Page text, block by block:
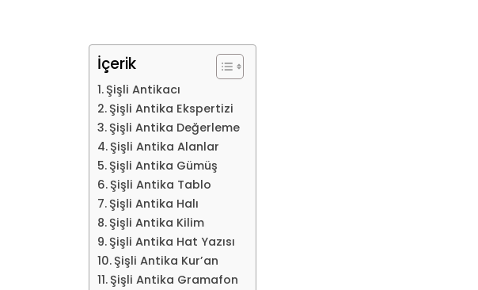
İçerik
Şişli Antikacı
Şişli Antika Ekspertizi
Şişli Antika Değerleme
Şişli Antika Alanlar
Şişli Antika Gümüş
Şişli Antika Tablo
Şişli Antika Halı
Şişli Antika Kilim
Şişli Antika Hat Yazısı
Şişli Antika Kur’an
Şişli Antika Gramafon